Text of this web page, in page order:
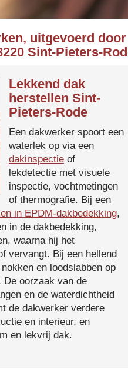
uitgevoerd door
Sint-Pieters-
Lekkend dak
herstellen Sint-
Pieters-Rode
Een dakwerker spoort een
waterlek op via een
dakinspectie of
lekdetectie met visuele
inspectie, vochtmetingen
of thermografie. Bij een
in EPDM-dakbedekking,
in de dakbedekking,
waarna hij het
vervangt. Bij een hellend
en loodslabben op
De oorzaak van de
en de waterdichtheid
de dakwerker verdere
en interieur, en
en lekvrij dak.